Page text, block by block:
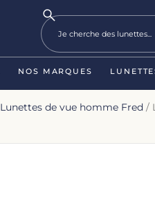
NOS MARQUES
Lunettes de vue homme Fred /